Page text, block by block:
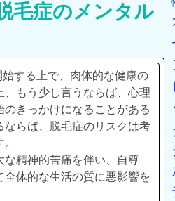
毛症のメンタル
する上で、肉体的な健康の
もう少し言うならば、心理
きっかけになることがある
ならば、脱毛症のリスクは考
な精神的苦痛を伴い、自尊
体的な生活の質に悪影響を